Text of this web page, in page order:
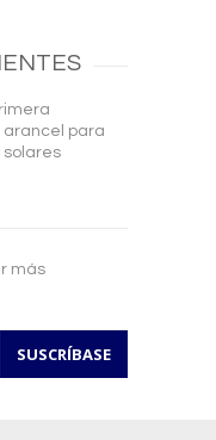
arancel para
solares
más